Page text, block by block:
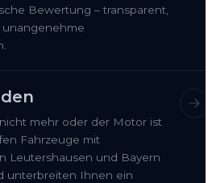
Bewertung – transparent,
mehr oder der Motor ist
Fahrzeuge mit
Leutershausen und Bayern
unterbreiten Ihnen ein